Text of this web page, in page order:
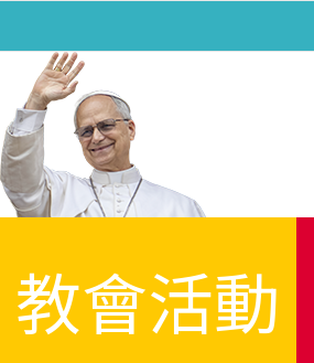
教會活動